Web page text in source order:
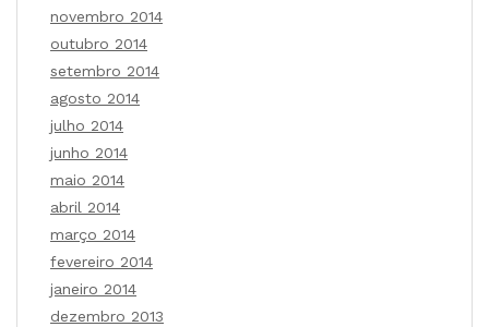
novembro 2014
outubro 2014
setembro 2014
agosto 2014
julho 2014
junho 2014
maio 2014
abril 2014
março 2014
fevereiro 2014
janeiro 2014
dezembro 2013